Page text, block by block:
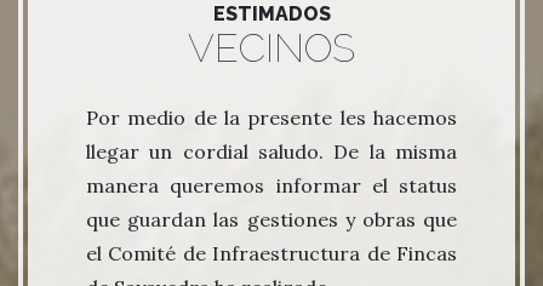
ESTIMADOS
VECINOS
Por medio de la presente les hacemos
llegar un cordial saludo. De la misma
manera queremos informar el status
que guardan las gestiones y obras que
el Comité de Infraestructura de Fincas